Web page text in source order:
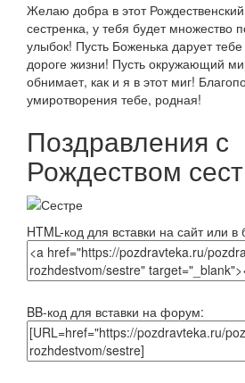
Желаю добра в этот
сестренка, у тебя будет множество
улыбок! Пусть Боженька дарует
дороге жизни! Пусть окружающий
обнимает, как и я в этот миг!
умиротворения тебе, родная!
Поздравления с
Рождеством
HTML-код для вставки на сайт или в
BB-код для вставки на форум: